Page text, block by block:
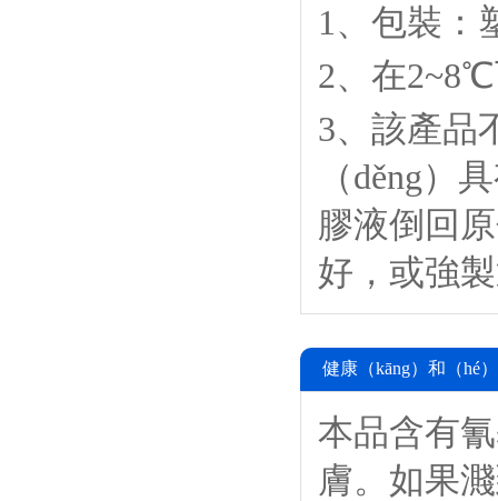
1、包裝：
2、在
3、該產品
（děng）
膠液倒回
好，或強
健康（kāng）和（hé
本品含有
膚。如果